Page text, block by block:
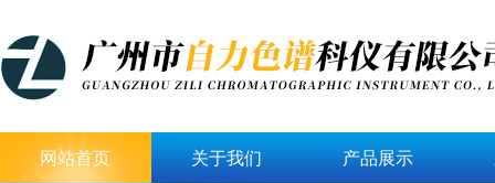
网站首页 关于我们 产品展示